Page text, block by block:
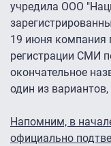
учредила ООО
19 июня компания
регистрации СМИ
окончательное
один из
Напомним, в
официально